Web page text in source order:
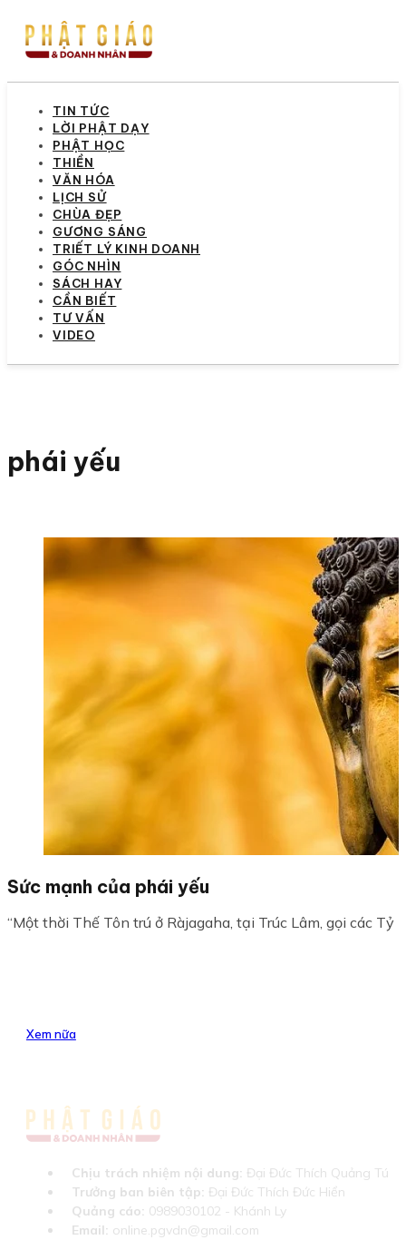
TIN TỨC
LỜI PHẬT DẠY
PHẬT HỌC
THIỀN
VĂN HÓA
LỊCH SỬ
CHÙA ĐẸP
GƯƠNG SÁNG
TRIẾT LÝ KINH DOANH
GÓC NHÌN
SÁCH HAY
CẦN BIẾT
TƯ VẤN
VIDEO
phái yếu
Sức mạnh của phái yếu
“Một thời Thế Tôn trú ở Ràjagaha, tại Trúc Lâm, gọi các Tỷ
Xem nữa
Chịu trách nhiệm nội dung: Đại Đức Thích Quảng Tú
Trưởng ban biên tập: Đại Đức Thích Đức Hiển
Quảng cáo: 0989030102 - Khánh Ly
Email: online.pgvdn@gmail.com